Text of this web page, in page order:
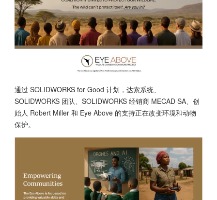
通过 SOLIDWORKS for Good 计划，达索系统、
SOLIDWORKS 团队、SOLIDWORKS 经销商 MECAD SA、创
始人 Robert Miller 和 Eye Above 的支持正在改变环境和动物
保护。